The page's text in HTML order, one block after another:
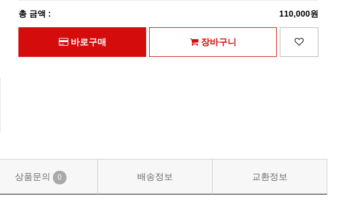
총 금액 : 110,000원
바로구매 장바구니
상품문의 0 배송정보 교환정보